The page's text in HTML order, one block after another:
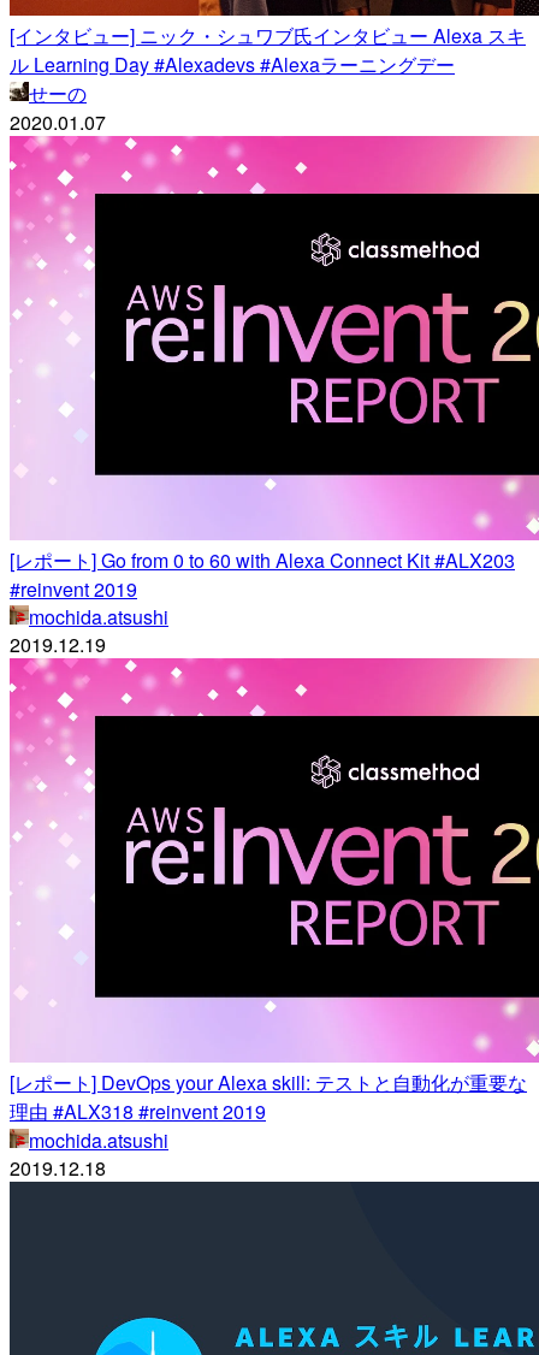
[インタビュー] ニック・シュワブ氏インタビュー Alexa スキ
ル Learning Day #Alexadevs #Alexaラーニングデー
せーの
2020.01.07
[レポート] Go from 0 to 60 with Alexa Connect Kit #ALX203
#reinvent 2019
mochida.atsushi
2019.12.19
[レポート] DevOps your Alexa skill: テストと自動化が重要な
理由 #ALX318 #reinvent 2019
mochida.atsushi
2019.12.18